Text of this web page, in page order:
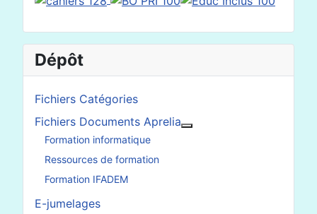
Dépôt
Fichiers Catégories
Fichiers Documents Aprelia
Formation informatique
Ressources de formation
Formation IFADEM
E-jumelages